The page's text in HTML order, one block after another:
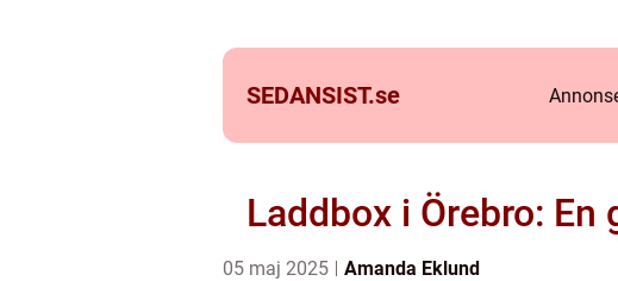
SEDANSIST.se
Laddbox i Örebro:
05 maj 2025 Amanda Eklund